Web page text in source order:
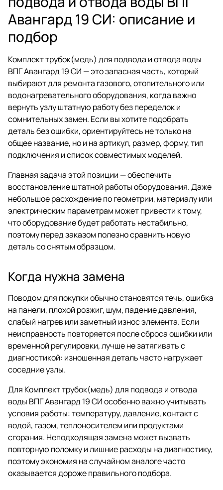
Авангард 19 СИ: описание и
подбор
Комплект трубок(медь) для подвода и отвода воды
ВПГ Авангард 19 СИ — это запасная часть, который
выбирают для ремонта газового, отопительного или
водонагревательного оборудования, когда важно
вернуть узлу штатную работу без переделок и
сомнительных замен. Если вы хотите подобрать
деталь без ошибки, ориентируйтесь не только на
общее название, но и на артикул, размер, форму, тип
подключения и список совместимых моделей.
Главная задача этой позиции — обеспечить
восстановление штатной работы оборудования. Даже
небольшое расхождение по геометрии, материалу или
электрическим параметрам может привести к тому,
что оборудование будет работать нестабильно,
поэтому перед заказом полезно сравнить новую
деталь со снятым образцом.
Когда нужна замена
Поводом для покупки обычно становятся течь, ошибка
на панели, плохой розжиг, шум, падение давления,
слабый нагрев или заметный износ элемента. Если
неисправность повторяется после сброса ошибки или
временной регулировки, лучше не затягивать с
диагностикой: изношенная деталь часто нагружает
соседние узлы.
Для Комплект трубок(медь) для подвода и отвода
воды ВПГ Авангард 19 СИ особенно важно учитывать
условия работы: температуру, давление, контакт с
водой, газом, теплоносителем или продуктами
сгорания. Неподходящая замена может вызвать
повторную поломку и лишние расходы на диагностику,
поэтому экономия на случайном аналоге часто
оказывается дороже правильного подбора.